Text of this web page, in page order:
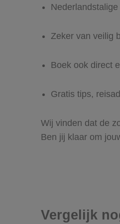
Zeker van veilig
Boek ook direct
Gratis tips,
Wij vinden dat de
Ben jij klaar om
Vergelijk